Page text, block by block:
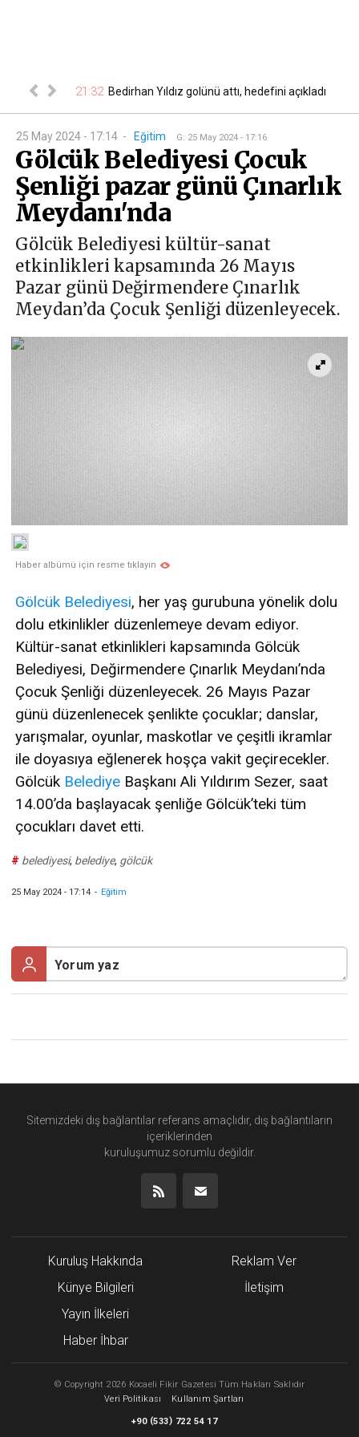
21:32 Bedirhan Yıldız golünü attı, hedefini açıkladı
25 May 2024 - 17:14 - Eğitim G: 25 May 2024 - 17:16
Gölcük Belediyesi Çocuk
Şenliği pazar günü Çınarlık
Meydanı'nda
Gölcük Belediyesi kültür-sanat
etkinlikleri kapsamında 26 Mayıs
Pazar günü Değirmendere Çınarlık
Meydan’da Çocuk Şenliği düzenleyecek.
Haber albümü için resme tıklayın
Gölcük Belediyesi, her yaş gurubuna yönelik dolu
dolu etkinlikler düzenlemeye devam ediyor.
Kültür-sanat etkinlikleri kapsamında Gölcük
Belediyesi, Değirmendere Çınarlık Meydanı’nda
Çocuk Şenliği düzenleyecek. 26 Mayıs Pazar
günü düzenlenecek şenlikte çocuklar; danslar,
yarışmalar, oyunlar, maskotlar ve çeşitli ikramlar
ile doyasıya eğlenerek hoşça vakit geçirecekler.
Gölcük Belediye Başkanı Ali Yıldırım Sezer, saat
14.00’da başlayacak şenliğe Gölcük’teki tüm
çocukları davet etti.
# belediyesi, belediye, gölcük
25 May 2024 - 17:14 - Eğitim
Sitemizdeki dış bağlantılar referans amaçlıdır, dış bağlantıların
içeriklerinden
kuruluşumuz sorumlu değildir.
Kuruluş Hakkında
Künye Bilgileri
Yayın İlkeleri
Haber İhbar
Reklam Ver
İletişim
© Copyright 2026 Kocaeli Fikir Gazetesi Tüm Hakları Saklıdır
Veri Politikası
Kullanım Şartları
+90 (533) 722 54 17